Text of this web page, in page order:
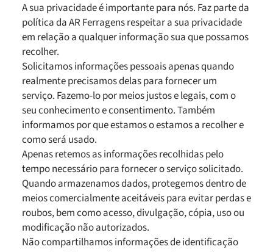
A sua privacidade é importante para nós. Faz parte da
política da AR Ferragens respeitar a sua privacidade
em relação a qualquer informação sua que possamos
recolher.
Solicitamos informações pessoais apenas quando
realmente precisamos delas para fornecer um
serviço. Fazemo-lo por meios justos e legais, com o
seu conhecimento e consentimento. Também
informamos por que estamos o estamos a recolher e
como será usado.
Apenas retemos as informações recolhidas pelo
tempo necessário para fornecer o serviço solicitado.
Quando armazenamos dados, protegemos dentro de
meios comercialmente aceitáveis para evitar perdas e
roubos, bem como acesso, divulgação, cópia, uso ou
modificação não autorizados.
Não compartilhamos informações de identificação